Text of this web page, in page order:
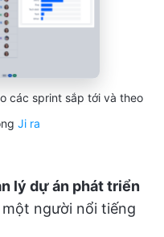
các sprint sắp tới và theo
Ji ra
lý dự án phát triển
người nổi tiếng